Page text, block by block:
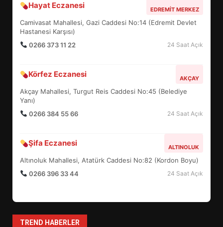
Hayat Eczanesi EDREMIT MERKEZ
Camivasat Mahallesi, Gazi Caddesi No:14 (Edremit Devlet
Hastanesi Karşısı)
0266 373 11 22
24 Saat Açık
Körfez Eczanesi AKÇAY
Akçay Mahallesi, Turgut Reis Caddesi No:45 (Belediye
Yanı)
0266 384 55 66
24 Saat Açık
Şifa Eczanesi ALTINOLUK
Altınoluk Mahallesi, Atatürk Caddesi No:82 (Kordon Boyu)
0266 396 33 44
24 Saat Açık
TREND HABERLER
5
BALIKESİR MÜZELERİNDE SÜRE
UZATILDI: NE DEĞİŞTİ?
6
TURNUVASI KAYITLARI NEYİ
7
YENİ YÖNETİM NASIL
ŞEKİLLENDİ?
1
HAREKETE GEÇİYOR: GÖZLER